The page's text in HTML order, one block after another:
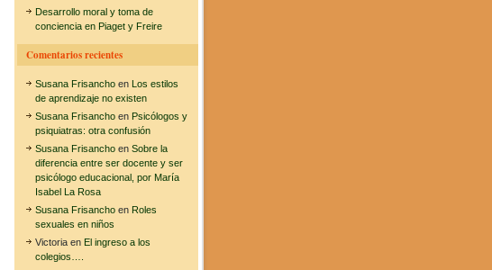
Desarrollo moral y toma de
conciencia en Piaget y Freire
Comentarios recientes
Susana Frisanchoen Los estilos
de aprendizaje no existen
Susana Frisanchoen Psicólogos y
psiquiatras: otra confusión
Susana Frisanchoen Sobre la
diferencia entre ser docente y ser
psicólogo educacional, por María
Isabel La Rosa
Susana Frisanchoen Roles
sexuales en niños
Victoriaen El ingreso a los
colegios….